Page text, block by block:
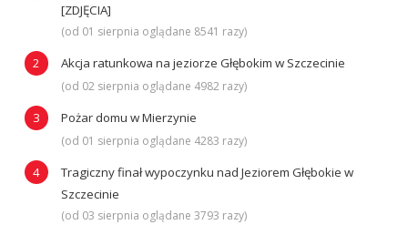
[ZDJĘCIA]
(od 01 sierpnia oglądane 8541 razy)
Akcja ratunkowa na jeziorze Głębokim w Szczecinie
(od 02 sierpnia oglądane 4982 razy)
Pożar domu w Mierzynie
(od 01 sierpnia oglądane 4283 razy)
Tragiczny finał wypoczynku nad Jeziorem Głębokie w
Szczecinie
(od 03 sierpnia oglądane 3793 razy)